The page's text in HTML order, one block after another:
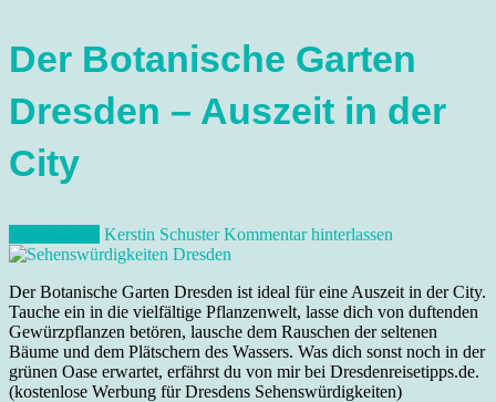
Der Botanische Garten
Dresden – Auszeit in der
City
Kerstin Schuster Kommentar hinterlassen
Der Botanische Garten Dresden ist ideal für eine Auszeit in der City.
Tauche ein in die vielfältige Pflanzenwelt, lasse dich von duftenden
Gewürzpflanzen betören, lausche dem Rauschen der seltenen
Bäume und dem Plätschern des Wassers. Was dich sonst noch in der
grünen Oase erwartet, erfährst du von mir bei Dresdenreisetipps.de.
(kostenlose Werbung für Dresdens Sehenswürdigkeiten)